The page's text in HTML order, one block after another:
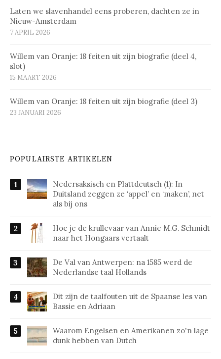
Laten we slavenhandel eens proberen, dachten ze in
Nieuw-Amsterdam
7 APRIL 2026
Willem van Oranje: 18 feiten uit zijn biografie (deel 4,
slot)
15 MAART 2026
Willem van Oranje: 18 feiten uit zijn biografie (deel 3)
23 JANUARI 2026
POPULAIRSTE ARTIKELEN
Nedersaksisch en Plattdeutsch (1): In
Duitsland zeggen ze ‘appel’ en ‘maken’, net
als bij ons
Hoe je de krullevaar van Annie M.G. Schmidt
naar het Hongaars vertaalt
De Val van Antwerpen: na 1585 werd de
Nederlandse taal Hollands
Dit zijn de taalfouten uit de Spaanse les van
Bassie en Adriaan
Waarom Engelsen en Amerikanen zo'n lage
dunk hebben van Dutch